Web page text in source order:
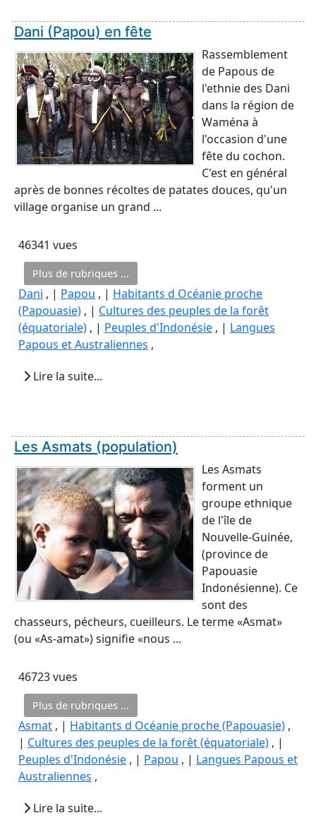
Dani (Papou) en fête
Rassemblement
de Papous de
l'ethnie des Dani
dans la région de
Waména à
l'occasion d'une
fête du cochon.
C'est en général
après de bonnes récoltes de patates douces, qu'un
village organise un grand ...
46341 vues
Plus de rubriques ...
Dani , | Papou , | Habitants d Océanie proche
(Papouasie) , | Cultures des peuples de la forêt
(équatoriale) , | Peuples d'Indonésie , | Langues
Papous et Australiennes ,
Lire la suite...
Les Asmats (population)
Les Asmats
forment un
groupe ethnique
de l'île de
Nouvelle-Guinée,
(province de
Papouasie
Indonésienne). Ce
sont des
chasseurs, pécheurs, cueilleurs. Le terme «Asmat»
(ou «As-amat») signifie «nous ...
46723 vues
Plus de rubriques ...
Asmat , | Habitants d Océanie proche (Papouasie) ,
| Cultures des peuples de la forêt (équatoriale) , |
Peuples d'Indonésie , | Papou , | Langues Papous et
Australiennes ,
Lire la suite...